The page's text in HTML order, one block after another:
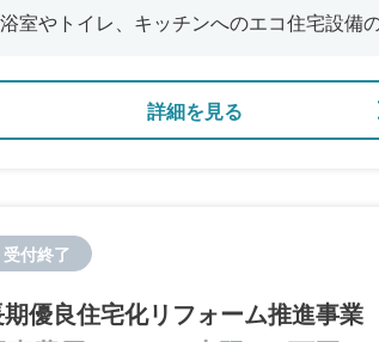
浴室やトイレ、キッチンへのエコ住宅設備
詳細を見る
受付終了
優良住宅化リフォーム推進事業